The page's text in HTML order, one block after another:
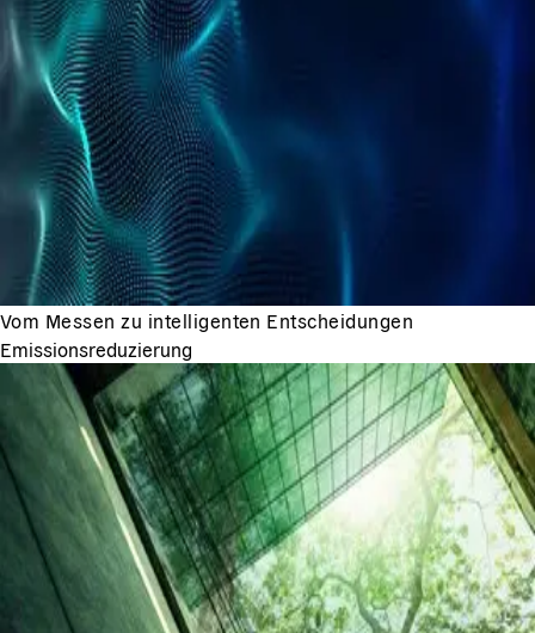
Vom Messen zu intelligenten Entscheidungen
Emissionsreduzierung